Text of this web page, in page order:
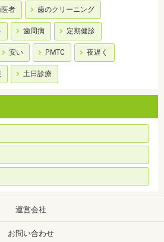
者 歯のクリーニング
歯周病 定期健診
安い PMTC 夜遅く
土日診療
運営会社
お問い合わせ